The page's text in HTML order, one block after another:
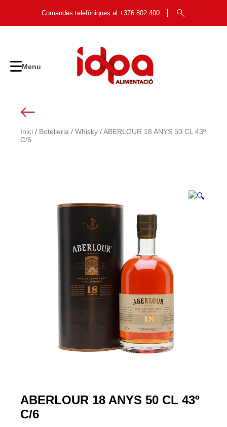
Comandes telefòniques al +376 802 400
Menu
Inici / Botelleria / Whisky / ABERLOUR 18 ANYS 50 CL 43º
C/6
ABERLOUR 18 ANYS 50 CL 43º
C/6